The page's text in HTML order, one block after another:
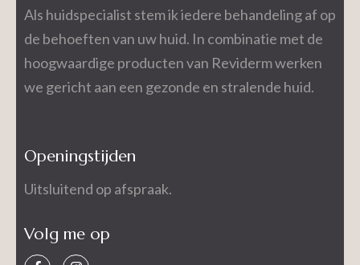
Als huidspecialist stem ik iedere behandeling af op
de behoeften van uw huid. In combinatie met de
hoogwaardige producten van Reviderm werken
we gericht aan een gezonde en stralende huid.
Openingstijden
Uitsluitend op afspraak.
Volg me op